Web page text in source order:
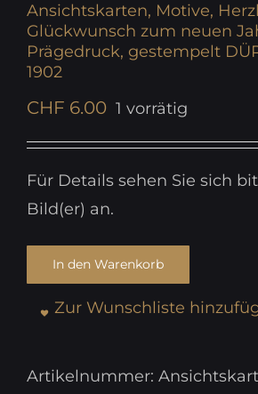
Ansichtskarten, Motive,
Glückwunsch zum neuen
Prägedruck, gestempelt
1902
CHF 6.00 1 vorrätig
Für Details sehen Sie sich
Bild(er) an.
In den Warenkorb
Zur Wunschliste
Artikelnummer: